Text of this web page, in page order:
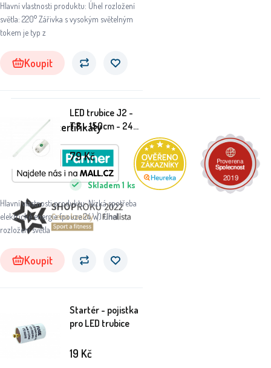
Hlavní vlastnosti produktu: Úhel rozložení
světla: 220° Zářivka s vysokým světelným
tokem je typ z
Koupit
LED trubice J2 -
T8 - 150cm - 24W
Hlavní vlastnosti produktu: Nízká spotřeba
elektrické energie (pouze 24 W) Úhel
rozložení světla
Skladem 1 ks
79Kč
Koupit
Startér - pojistka
pro LED trubice
19 Kč
Ocenění a certifikáty